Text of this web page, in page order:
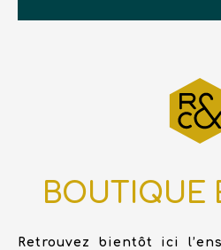
BOUTIQUE
Retrouvez bientôt ici